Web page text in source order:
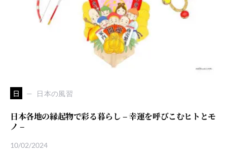
日 日本の風習
日本各地の縁起物で彩る暮らし – 幸運を呼びこむヒトとモ
ノ –
10/02/2024